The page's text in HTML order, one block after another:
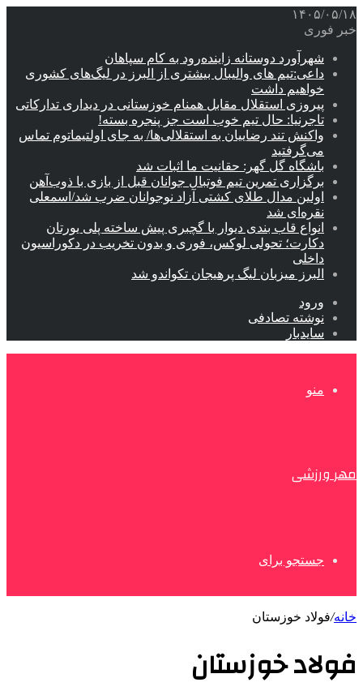
۱۴۰۵/۰۵/۱۸
خبر فوری
شهرآورد دوستانه زاینده‌رود به کام سپاهان
داعی:تیم های والیبال بیشتری از البرز در لیگ‌های کشوری
خواهیم داشت
پیروزی استقلال مقابل همنام خوزستانی در دیداری تدارکاتی
تاجرنیا: حال تیم خوب است جز پنجره بسته!
واکنش تند رضاییان به استقلالی‌ها/ به جای اولتیماتوم تماس
می‌گرفتید
باشگاه گل گهر: حقانیت ما اثبات شد
برگزاری تمرین تیم فوتبال جوانان قبل از بازی با ذوب‌آهن
اولین مدال طلای کشتی آزاد نوجوانان ضرب شد/اسمعلی
نقره‌ای شد
انواع قاب بندی دیوار با گچبری پیش ساخته پلی یورتان
دکارت؛ تحولی لوکس، فوری و بدون تخریب در دکوراسیون
داخلی
البرز میزبان لیگ پرهیجان تکواندو شد
ورود
نوشته تصادفی
سایدبار
منو
مهر ورزشی
جستجو برای
خانه/فولاد خوزستان
فولاد خوزستان